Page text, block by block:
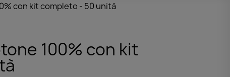
con kit completo - 50 unità
100% con kit